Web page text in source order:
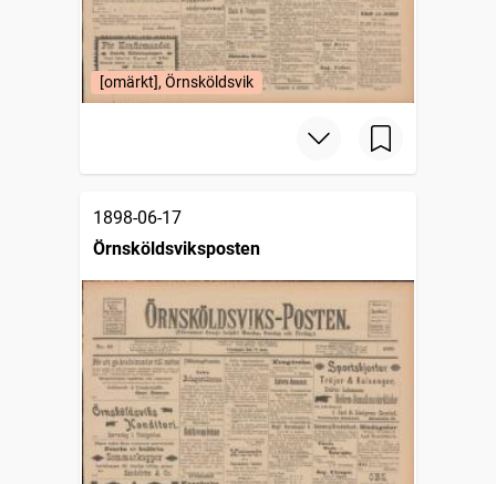
[omärkt], Örnsköldsvik
1898-06-17
Örnsköldsviksposten